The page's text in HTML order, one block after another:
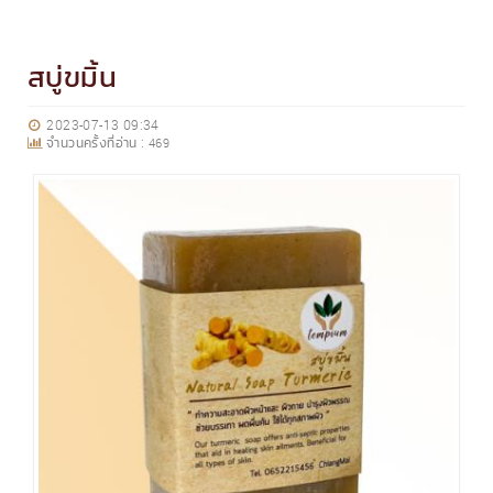
สบู่ขมิ้น
2023-07-13 09:34
จำนวนครั้งที่อ่าน : 469